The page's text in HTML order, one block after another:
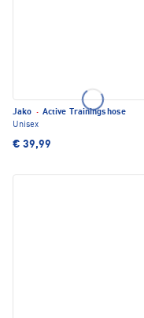
Jako · Active Trainingshose
Unisex
€ 39,99